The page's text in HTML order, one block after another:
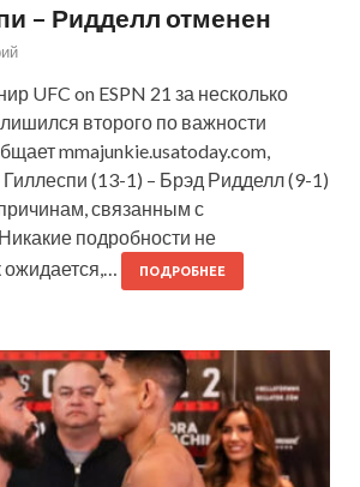
– Ридделл отменен
UFC on ESPN 21 за несколько
второго по важности
mmajunkie.usatoday.com,
Гиллеспи (13-1) – Брэд Ридделл (9-1)
связанным с
подробности не
ПОДРОБНЕЕ